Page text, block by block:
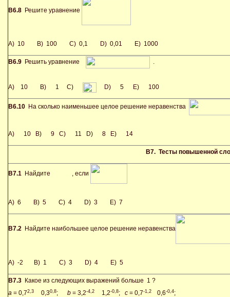
В6.8 Решите уравнение
A) 10 B) 100 C) 0,1 D) 0,01 E) 1000
В6.9 Решить уравнение .
A) 10 B) 1 C) D) 5 E) 100
В6.10 На сколько наименьшее целое решение неравенства
A) 10 B) 9 C) 11 D) 8 E) 14
В7. Тесты повышенной
В7.1 Найдите , если
A) 6 B) 5 C) 4 D) 3 E) 7
В7.2 Найдите наибольшее целое решение неравенства
A) -2 B) 1 C) 3 D) 4 E) 5
В7.3 Какое из следующих выражений больше 1 ?
a = 0,72,3 0,30,8; b = 3,2-4,2 1,2-0,8; c = 0,7-1,2 0,6-0,4;